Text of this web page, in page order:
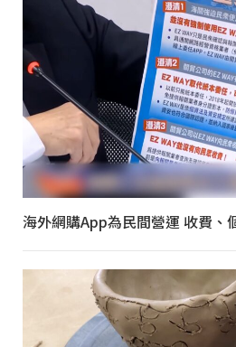
海外網購App為民間營運 收費、